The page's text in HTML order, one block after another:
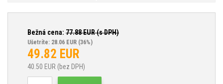
Bežná cena: 77.88EUR (s DPH)
Ušetríte: 28.06 EUR (36%)
49.82 EUR
40.50 EUR (bez DPH)